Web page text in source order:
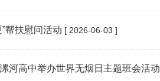
帮扶慰问活动 [ 2026-06-03 ]
高中举办世界无烟日主题班会活动